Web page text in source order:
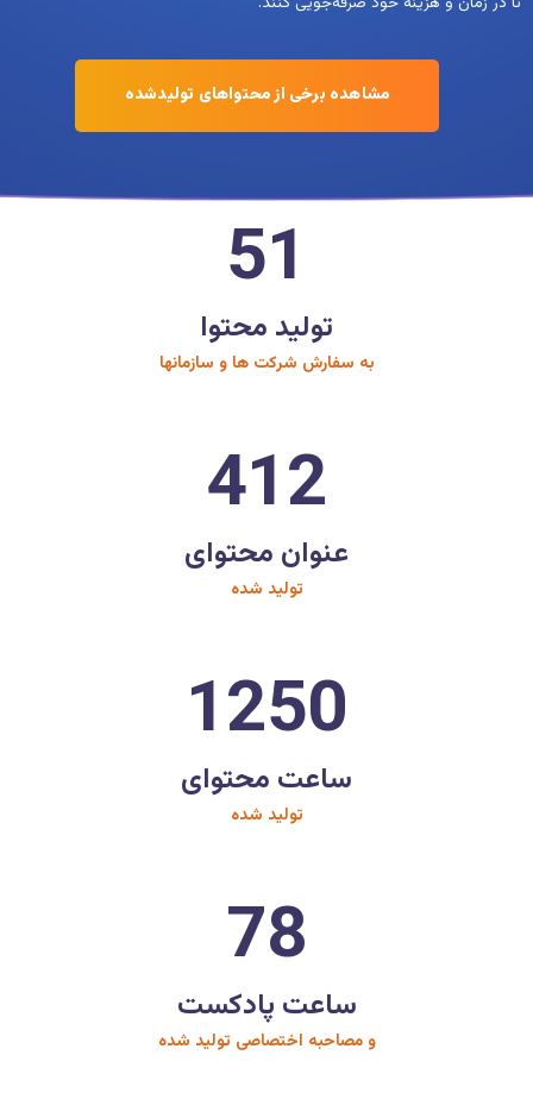
مشاهده برخی از محتواهای تولیدشده
51
تولید محتوا
به سفارش شرکت ها و سازمانها
412
عنوان محتوای
تولید شده
1250
ساعت محتوای
تولید شده
78
ساعت پادکست
و مصاحبه اختصاصی تولید شده